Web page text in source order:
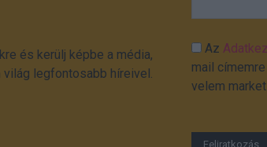
és kerülj képbe a média,
legfontosabb híreivel.
Az
mail
velem